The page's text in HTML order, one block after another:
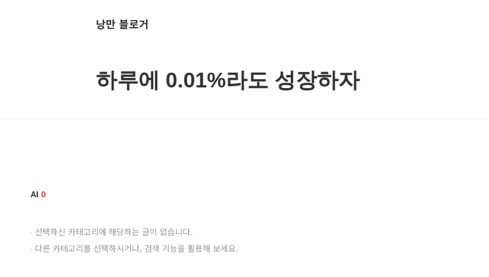
낭만 블로거
하루에 0.01%라도 성장하자
AI 0
선택하신 카테고리에 해당하는 글이 없습니다.
다른 카테고리를 선택하시거나, 검색 기능을 활용해 보세요.